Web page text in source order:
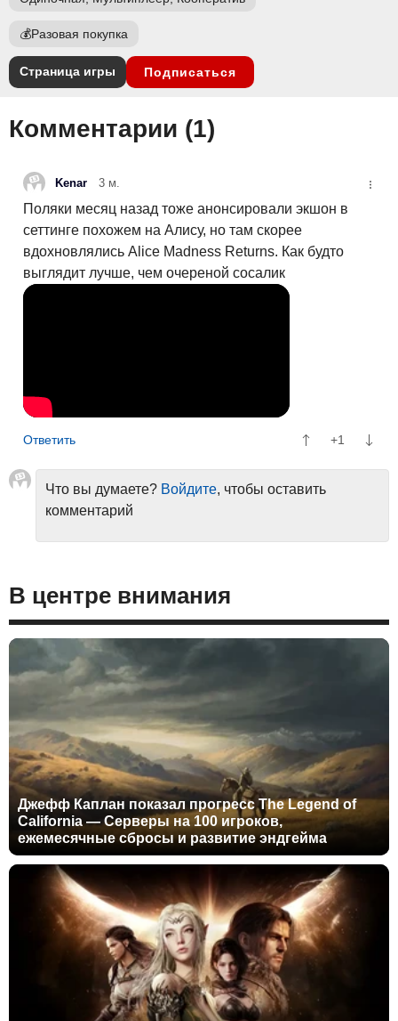
💰Разовая покупка
Страница игры Подписаться
Комментарии (1)
Kenar 3 м.
Поляки месяц назад тоже анонсировали экшон в
сеттинге похожем на Алису, но там скорее
вдохновлялись Alice Madness Returns. Как будто
выглядит лучше, чем очереной сосалик
+1
Что вы думаете? Войдите, чтобы оставить
комментарий
В центре внимания
Джефф Каплан показал прогресс The Legend of
California — Серверы на 100 игроков,
ежемесячные сбросы и развитие эндгейма